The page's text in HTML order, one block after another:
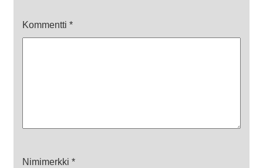
Kommentti *
Nimimerkki *